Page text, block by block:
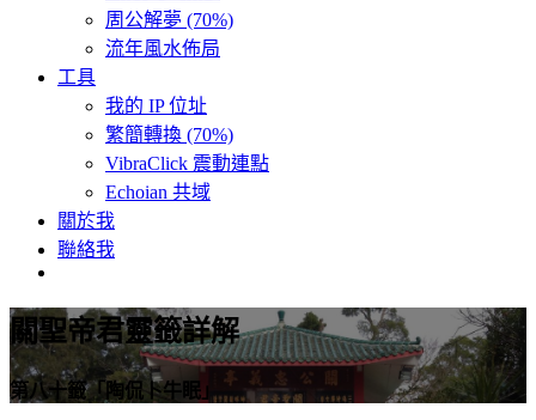
周公解夢 (70%)
流年風水佈局
工具
我的 IP 位址
繁簡轉換 (70%)
VibraClick 震動連點
Echoian 共域
關於我
聯絡我
關聖帝君靈籤詳解
第八十籤「陶侃卜牛眠」